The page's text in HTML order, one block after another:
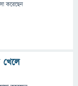
করেছেন
খেলে